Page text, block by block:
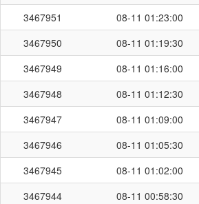
3467951
08-11 01:23:00
3467950
08-11 01:19:30
3467949
08-11 01:16:00
3467948
08-11 01:12:30
3467947
08-11 01:09:00
3467946
08-11 01:05:30
3467945
08-11 01:02:00
3467944
08-11 00:58:30